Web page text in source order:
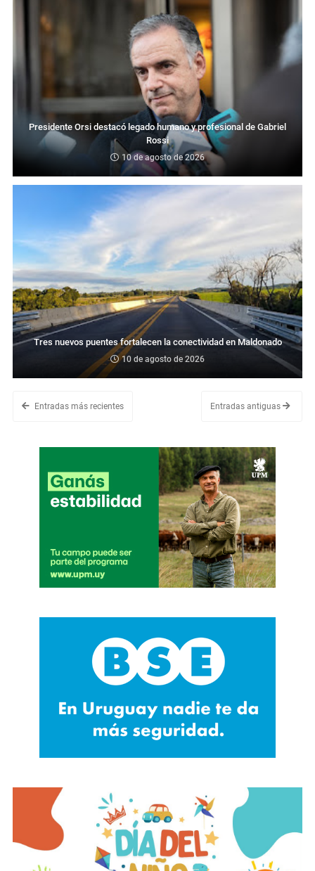
Presidente Orsi destacó legado humano y profesional de Gabriel
Rossi
10 de agosto de 2026
Tres nuevos puentes fortalecen la conectividad en Maldonado
10 de agosto de 2026
Entradas más recientes Entradas antiguas